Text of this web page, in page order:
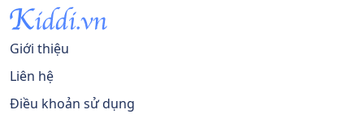
Giới thiệu
Liên hệ
Điều khoản sử dụng